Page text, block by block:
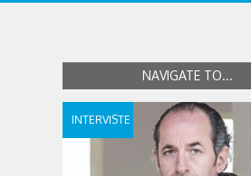
NAVIGATE TO...
INTERVISTE